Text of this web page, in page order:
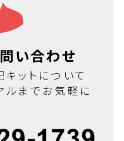
い合わせ
ットについて
ルまでお気軽に